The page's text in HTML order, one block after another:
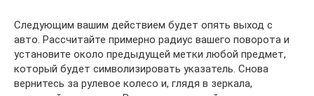
Следующим вашим действием будет опять выход с
авто. Рассчитайте примерно радиус вашего поворота и
установите около предыдущей метки любой предмет,
который будет символизировать указатель. Снова
вернитесь за рулевое колесо и, глядя в зеркала,